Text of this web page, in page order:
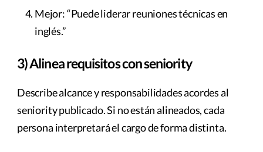
Mejor: “Puede liderar reuniones técnicas en
inglés.”
3) Alinea requisitos con seniority
Describe alcance y responsabilidades acordes al
seniority publicado. Si no están alineados, cada
persona interpretará el cargo de forma distinta.